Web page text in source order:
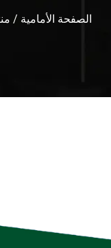
الصفحة الأمامية /